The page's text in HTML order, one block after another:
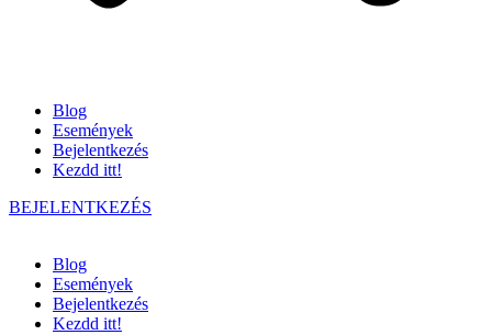
Blog
Események
Bejelentkezés
Kezdd itt!
BEJELENTKEZÉS
Blog
Események
Bejelentkezés
Kezdd itt!